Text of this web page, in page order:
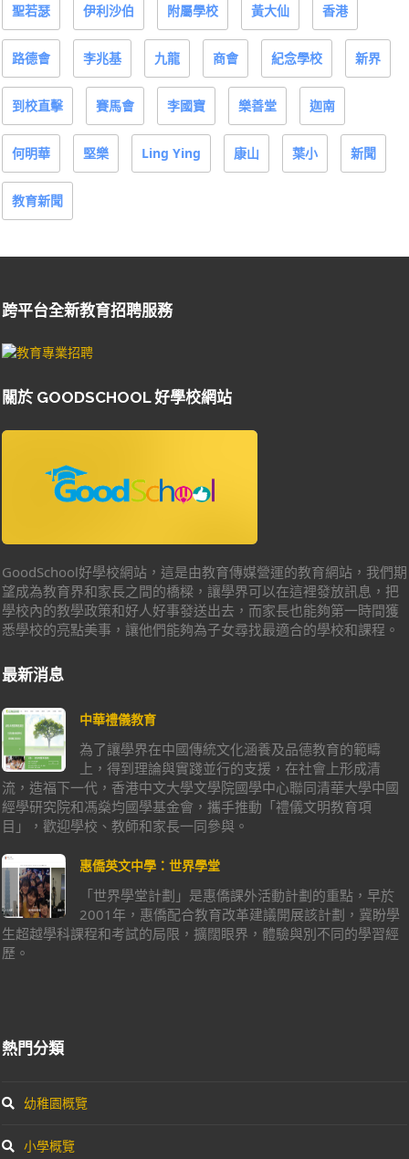
聖若瑟 伊利沙伯 附屬學校 黃大仙 香港
路德會 李兆基 九龍 商會 紀念學校 新界
到校直擊 賽馬會 李國寶 樂善堂 迦南
何明華 堅樂 Ling Ying 康山 葉小 新聞
教育新聞
跨平台全新教育招聘服務
關於 GOODSCHOOL 好學校網站
GoodSchool好學校網站，這是由教育傳媒營運的教育網站，我們期
望成為教育界和家長之間的橋樑，讓學界可以在這裡發放訊息，把
學校內的教學政策和好人好事發送出去，而家長也能夠第一時間獲
悉學校的亮點美事，讓他們能夠為子女尋找最適合的學校和課程。
最新消息
中華禮儀教育
為了讓學界在中國傳統文化涵養及品德教育的範疇
上，得到理論與實踐並行的支援，在社會上形成清
流，造福下一代，香港中文大學文學院國學中心聯同清華大學中國
經學研究院和馮燊均國學基金會，攜手推動「禮儀文明教育項
目」，歡迎學校、教師和家長一同參與。
惠僑英文中學：世界學堂
「世界學堂計劃」是惠僑課外活動計劃的重點，早於
2001年，惠僑配合教育改革建議開展該計劃，冀盼學
生超越學科課程和考試的局限，擴闊眼界，體驗與別不同的學習經
歷。
熱門分類
幼稚園概覽
小學概覽